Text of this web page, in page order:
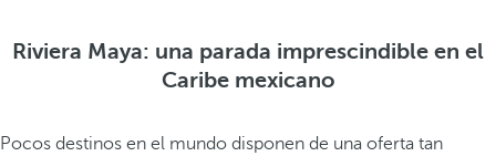
Riviera Maya: una parada imprescindible en el
Caribe mexicano
Pocos destinos en el mundo disponen de una oferta tan